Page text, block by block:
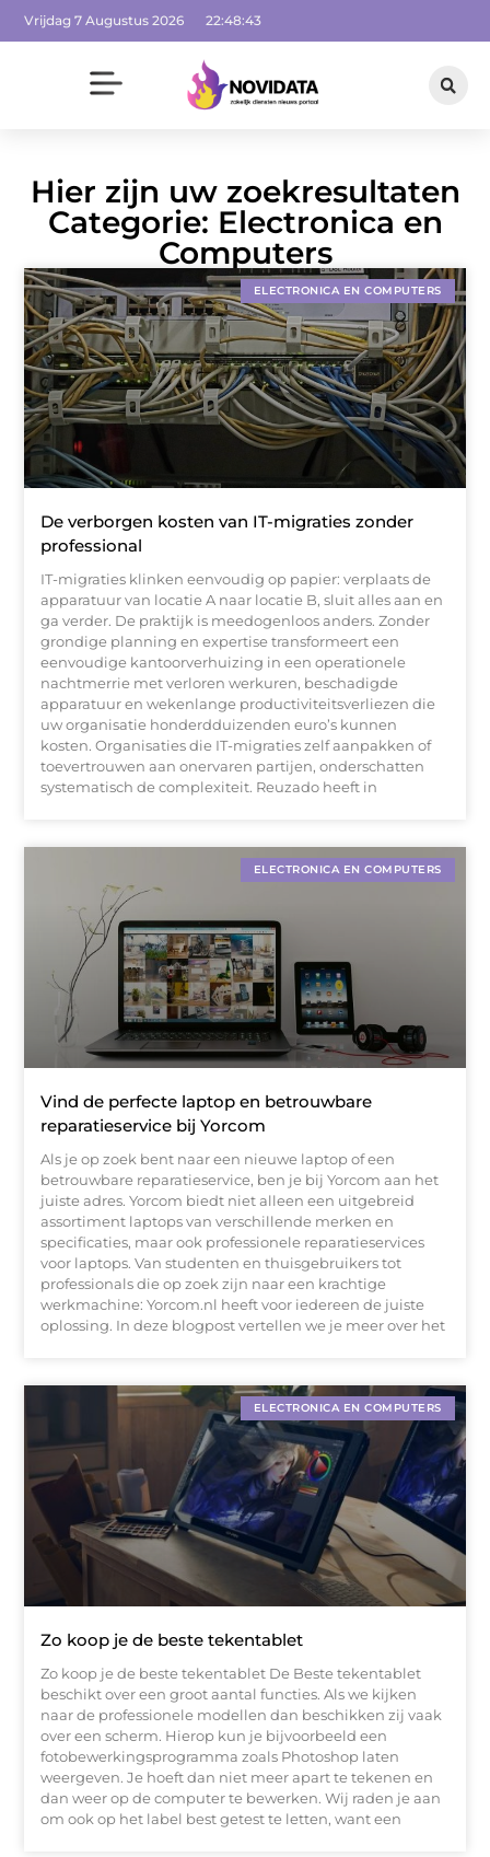
Vrijdag 7 Augustus 2026 22:48:43
Hier zijn uw zoekresultaten
Categorie: Electronica en
Computers
ELECTRONICA EN COMPUTERS
De verborgen kosten van IT-migraties zonder
professional
IT-migraties klinken eenvoudig op papier: verplaats de
apparatuur van locatie A naar locatie B, sluit alles aan en
ga verder. De praktijk is meedogenloos anders. Zonder
grondige planning en expertise transformeert een
eenvoudige kantoorverhuizing in een operationele
nachtmerrie met verloren werkuren, beschadigde
apparatuur en wekenlange productiviteitsverliezen die
uw organisatie honderdduizenden euro’s kunnen
kosten. Organisaties die IT-migraties zelf aanpakken of
toevertrouwen aan onervaren partijen, onderschatten
systematisch de complexiteit. Reuzado heeft in
ELECTRONICA EN COMPUTERS
Vind de perfecte laptop en betrouwbare
reparatieservice bij Yorcom
Als je op zoek bent naar een nieuwe laptop of een
betrouwbare reparatieservice, ben je bij Yorcom aan het
juiste adres. Yorcom biedt niet alleen een uitgebreid
assortiment laptops van verschillende merken en
specificaties, maar ook professionele reparatieservices
voor laptops. Van studenten en thuisgebruikers tot
professionals die op zoek zijn naar een krachtige
werkmachine: Yorcom.nl heeft voor iedereen de juiste
oplossing. In deze blogpost vertellen we je meer over het
ELECTRONICA EN COMPUTERS
Zo koop je de beste tekentablet
Zo koop je de beste tekentablet De Beste tekentablet
beschikt over een groot aantal functies. Als we kijken
naar de professionele modellen dan beschikken zij vaak
over een scherm. Hierop kun je bijvoorbeeld een
fotobewerkingsprogramma zoals Photoshop laten
weergeven. Je hoeft dan niet meer apart te tekenen en
dan weer op de computer te bewerken. Wij raden je aan
om ook op het label best getest te letten, want een